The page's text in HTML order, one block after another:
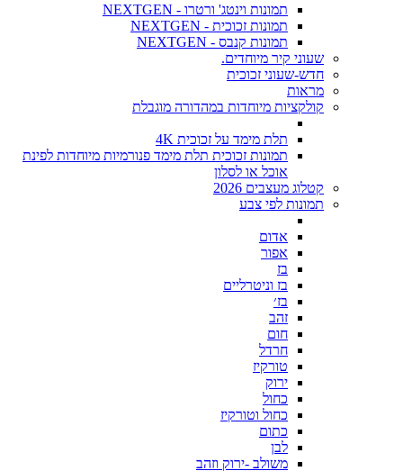
תמונות וינטג' ורטרו - NEXTGEN
תמונות זכוכית - NEXTGEN
תמונות קנבס - NEXTGEN
שעוני קיר מיוחדים.
חדש-שעוני זכוכית
מראות
קולקציות מיוחדות במהדורה מוגבלת
תלת מימד על זכוכית 4K
תמונות זכוכית תלת מימד פנורמיות מיוחדות לפינת
אוכל או לסלון
קטלוג מעצבים 2026
תמונות לפי צבע
אדום
אפור
בז
בז וניטרליים
בז׳
זהב
חום
חרדל
טורקיז
ירוק
כחול
כחול וטורקיז
כתום
לבן
משולב -ירוק וזהב